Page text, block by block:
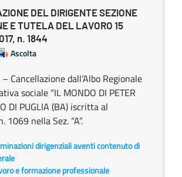
DEL DIRIGENTE SEZIONE
E TUTELA DEL LAVORO 15
n. 1844
Ascolta
Cancellazione dall’Albo Regionale
sociale “IL MONDO DI PETER
DI PUGLIA (BA) iscritta al
1069 nella Sez. “A”.
dirigenziali aventi contenuto di
e formazione professionale